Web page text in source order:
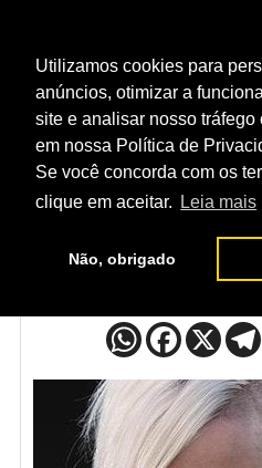
Utilizamos cookies para
anúncios, otimizar a
site e analisar nosso tráfego
em nossa Política de
Se você concorda com os
clique em aceitar.
Leia mais
Não, obrigado
NOTÍCIAS
HOME LUTADORES /
Bec Rawlings